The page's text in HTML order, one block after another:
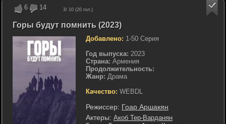
6 14 3/ 10 (20 гол.)
Горы будут помнить (2023)
Добавлено: 1-50 Серия
Год выпуска: 2023
Страна: Армения
Продолжительность:
Жанр: Драма
Качество: WEBDL
Режиссер: Гоар Аршакян
Актеры: Акоб Тер-Варданян